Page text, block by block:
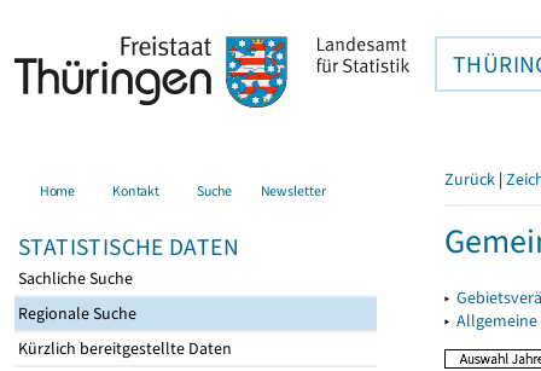
Home Kontakt Suche Newsletter
STATISTISCHE DATEN
Sachliche Suche
Regionale Suche
Kürzlich bereitgestellte Daten
Zurück |
▸
▸